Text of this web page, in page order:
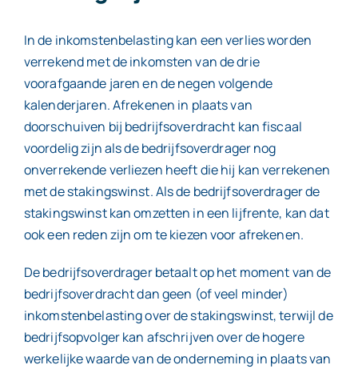
In de inkomstenbelasting kan een verlies worden
verrekend met de inkomsten van de drie
voorafgaande jaren en de negen volgende
kalenderjaren. Afrekenen in plaats van
doorschuiven bij bedrijfsoverdracht kan fiscaal
voordelig zijn als de bedrijfsoverdrager nog
onverrekende verliezen heeft die hij kan verrekenen
met de stakingswinst. Als de bedrijfsoverdrager de
stakingswinst kan omzetten in een lijfrente, kan dat
ook een reden zijn om te kiezen voor afrekenen.
De bedrijfsoverdrager betaalt op het moment van de
bedrijfsoverdracht dan geen (of veel minder)
inkomstenbelasting over de stakingswinst, terwijl de
bedrijfsopvolger kan afschrijven over de hogere
werkelijke waarde van de onderneming in plaats van